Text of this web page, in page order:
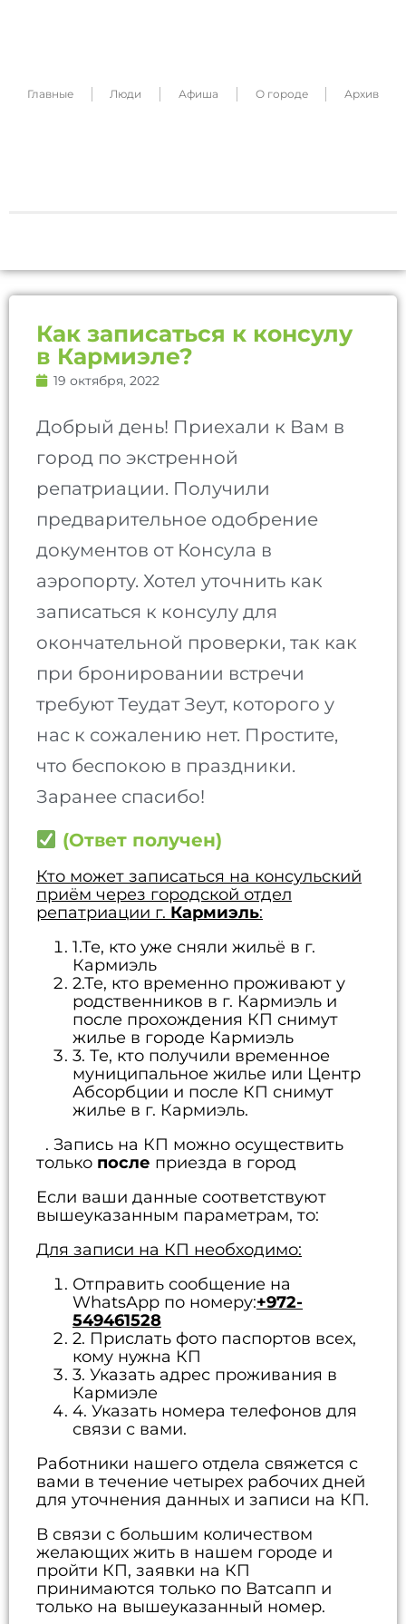
Главные Люди Афиша О городе Архив
Как записаться к консулу
в Кармиэле?
19 октября, 2022
Добрый день! Приехали к Вам в
город по экстренной
репатриации. Получили
предварительное одобрение
документов от Консула в
аэропорту. Хотел уточнить как
записаться к консулу для
окончательной проверки, так как
при бронировании встречи
требуют Теудат Зеут, которого у
нас к сожалению нет. Простите,
что беспокою в праздники.
Заранее спасибо!
(Ответ получен)
Кто может записаться на консульский
приём через городской отдел
репатриации г. Кармиэль:
1.Те, кто уже сняли жильё в г.
Кармиэль
2.Те, кто временно проживают у
родственников в г. Кармиэль и
после прохождения КП снимут
жилье в городе Кармиэль
3. Те, кто получили временное
муниципальное жилье или Центр
Абсорбции и после КП снимут
жилье в г. Кармиэль.
. Запись на КП можно осуществить
только после приезда в город
Если ваши данные соответствуют
вышеуказанным параметрам, то:
Для записи на КП необходимо:
Отправить сообщение на
WhatsApp по номеру:+972-
549461528
2. Прислать фото паспортов всех,
кому нужна КП
3. Указать адрес проживания в
Кармиэле
4. Указать номера телефонов для
связи с вами.
Работники нашего отдела свяжется с
вами в течение четырех рабочих дней
для уточнения данных и записи на КП.
В связи с большим количеством
желающих жить в нашем городе и
пройти КП, заявки на КП
принимаются только по Ватсапп и
только на вышеуказанный номер.